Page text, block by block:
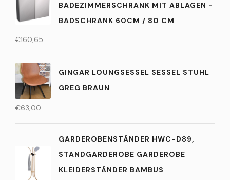
BADEZIMMERSCHRANK MIT ABLAGEN -
BADSCHRANK 60CM / 80 CM
€160,65
GINGAR LOUNGSESSEL SESSEL STUHL
GREG BRAUN
€63,00
GARDEROBENSTÄNDER HWC-D89,
STANDGARDEROBE GARDEROBE
KLEIDERSTÄNDER BAMBUS